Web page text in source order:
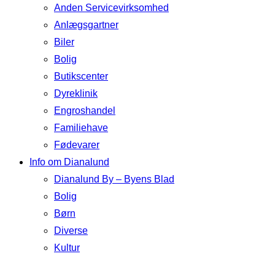
Anden Servicevirksomhed
Anlægsgartner
Biler
Bolig
Butikscenter
Dyreklinik
Engroshandel
Familiehave
Fødevarer
Info om Dianalund
Dianalund By – Byens Blad
Bolig
Børn
Diverse
Kultur